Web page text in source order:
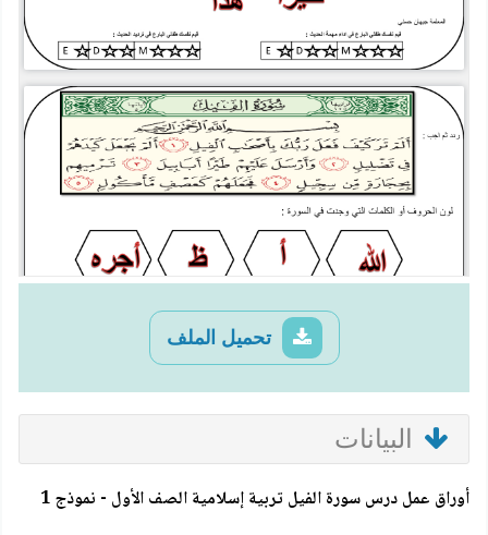
تحميل الملف
البيانات
أوراق عمل درس سورة الفيل تربية إسلامية الصف الأول - نموذج 1